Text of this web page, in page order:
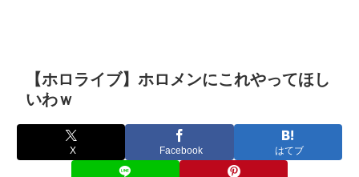
【ホロライブ】ホロメンにこれやってほし
いわｗ
X Facebook はてブ